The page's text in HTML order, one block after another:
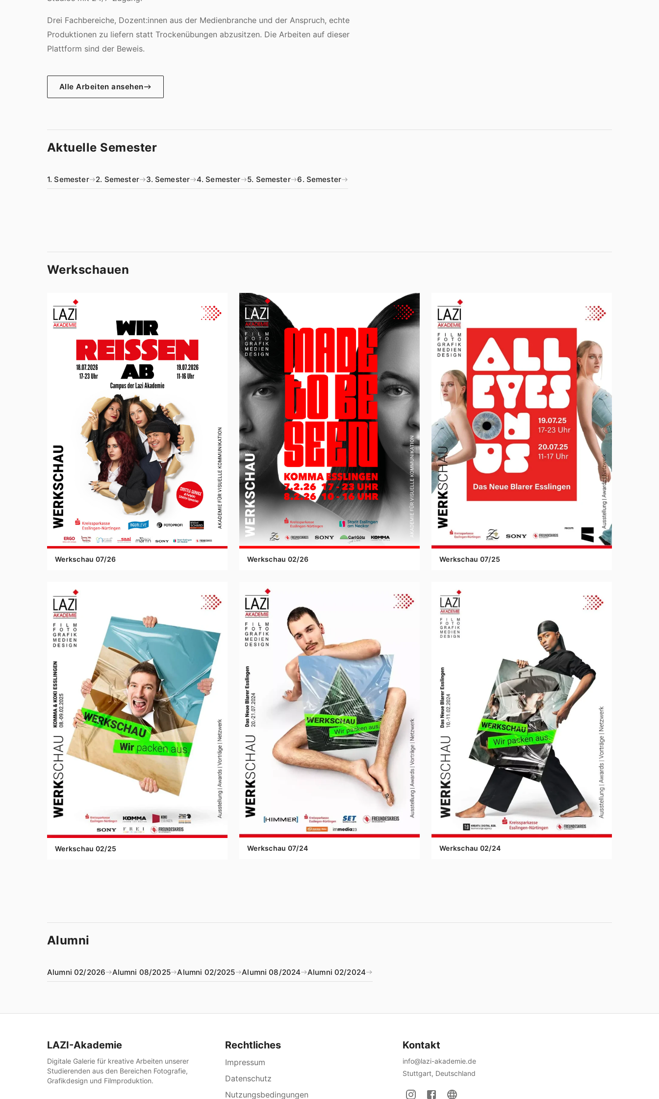
Drei Fachbereiche, Dozent:innen aus der Medienbranche und der Anspruch, echte
Produktionen zu liefern statt Trockenübungen abzusitzen. Die Arbeiten auf dieser
Plattform sind der Beweis.
Alle Arbeiten ansehen
Aktuelle Semester
1. Semester 2. Semester 3. Semester 4. Semester 5. Semester 6. Semester
Werkschauen
Werkschau 07/26 Werkschau 02/26 Werkschau 07/25
Werkschau 02/25 Werkschau 07/24 Werkschau 02/24
Alumni
Alumni 02/2026 Alumni 08/2025 Alumni 02/2025 Alumni 08/2024 Alumni 02/2024
LAZI-Akademie
Digitale Galerie für kreative Arbeiten unserer
Studierenden aus den Bereichen Fotografie,
Grafikdesign und Filmproduktion.
Rechtliches
Impressum
Datenschutz
Nutzungsbedingungen
Kontakt
info@lazi-akademie.de
Stuttgart, Deutschland